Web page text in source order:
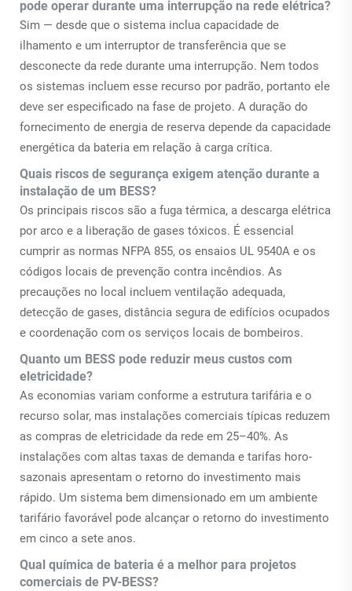
pode operar durante uma interrupção na rede elétrica?
Sim — desde que o sistema inclua capacidade de
ilhamento e um interruptor de transferência que se
desconecte da rede durante uma interrupção. Nem todos
os sistemas incluem esse recurso por padrão, portanto ele
deve ser especificado na fase de projeto. A duração do
fornecimento de energia de reserva depende da capacidade
energética da bateria em relação à carga crítica.
Quais riscos de segurança exigem atenção durante a
instalação de um BESS?
Os principais riscos são a fuga térmica, a descarga elétrica
por arco e a liberação de gases tóxicos. É essencial
cumprir as normas NFPA 855, os ensaios UL 9540A e os
códigos locais de prevenção contra incêndios. As
precauções no local incluem ventilação adequada,
detecção de gases, distância segura de edifícios ocupados
e coordenação com os serviços locais de bombeiros.
Quanto um BESS pode reduzir meus custos com
eletricidade?
As economias variam conforme a estrutura tarifária e o
recurso solar, mas instalações comerciais típicas reduzem
as compras de eletricidade da rede em 25–40%. As
instalações com altas taxas de demanda e tarifas horo-
sazonais apresentam o retorno do investimento mais
rápido. Um sistema bem dimensionado em um ambiente
tarifário favorável pode alcançar o retorno do investimento
em cinco a sete anos.
Qual química de bateria é a melhor para projetos
comerciais de PV-BESS?